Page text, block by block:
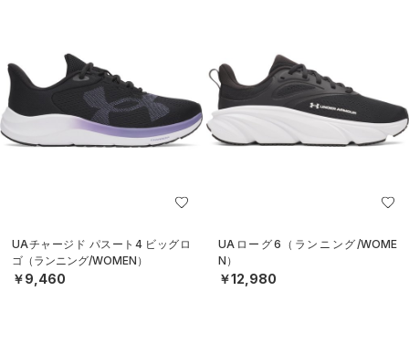
UAチャージド パスート4 ビッグロ
ゴ（ランニング/WOMEN）
￥9,460
UAローグ6（ランニング/WOME
N）
￥12,980